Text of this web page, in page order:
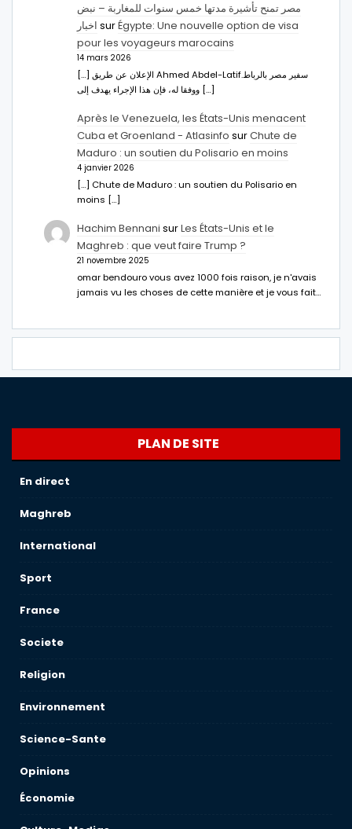
مصر تمنح تأشيرة مدتها خمس سنوات للمغاربة – نبض
اخبار surÉgypte: Une nouvelle option de visa
pour les voyageurs marocains
14 mars 2026
[…] الإعلان عن طريق Ahmed Abdel-Latifسفير مصر بالرباط.
ووفقا له، فإن هذا الإجراء يهدف إلى […]
Après le Venezuela, les États-Unis menacent
Cuba et Groenland - Atlasinfo surChute de
Maduro : un soutien du Polisario en moins
4 janvier 2026
[…] Chute de Maduro : un soutien du Polisario en
moins […]
Hachim Bennani surLes États-Unis et le
Maghreb : que veut faire Trump ?
21 novembre 2025
omar bendouro vous avez 1000 fois raison, je n'avais
jamais vu les choses de cette manière et je vous fait…
PLAN DE SITE
En direct
Maghreb
International
Sport
France
Societe
Religion
Environnement
Science-Sante
Opinions
Économie